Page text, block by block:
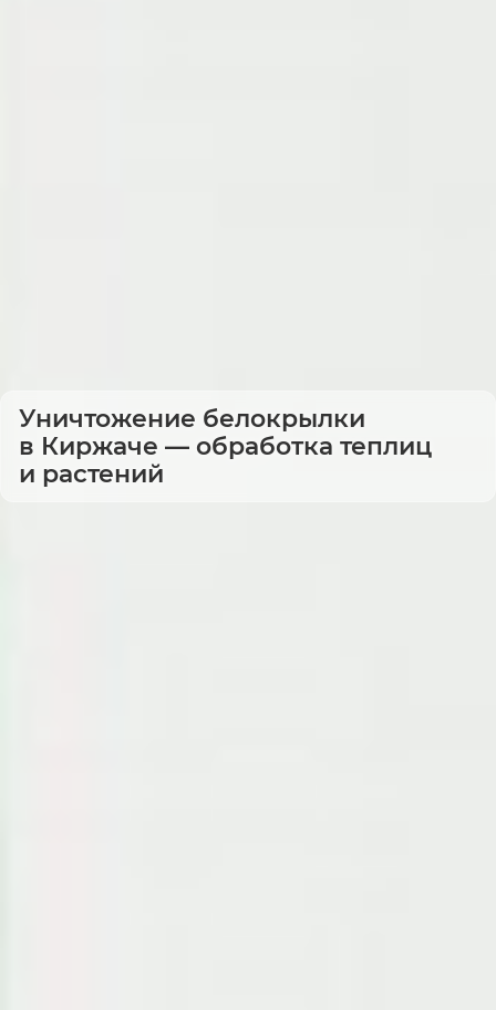
Уничтожение белокрылки
в Киржаче — обработка теплиц
и растений